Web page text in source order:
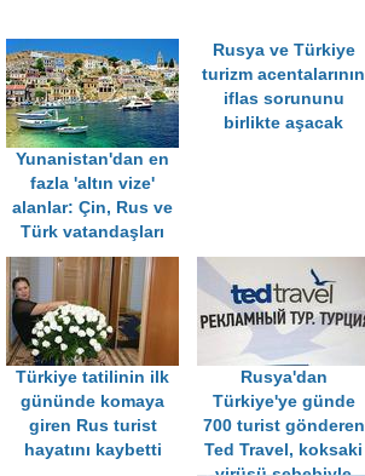
Yunanistan'dan en
fazla 'altın vize'
alanlar: Çin, Rus ve
Türk vatandaşları
Rusya ve Türkiye
turizm acentalarının
iflas sorununu
birlikte aşacak
Türkiye tatilinin ilk
gününde komaya
giren Rus turist
hayatını kaybetti
Rusya'dan
Türkiye'ye günde
700 turist gönderen
Ted Travel, koksaki